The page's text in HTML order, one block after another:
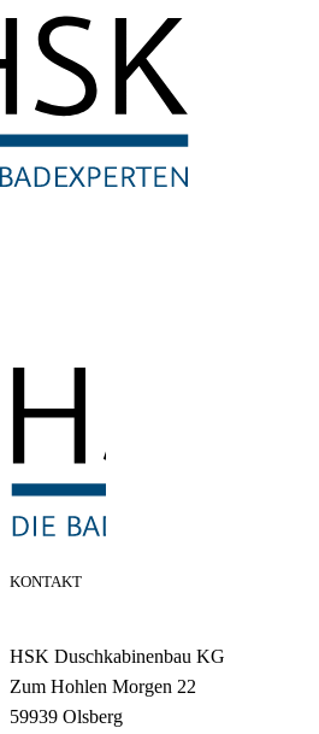
KONTAKT
HSK Duschkabinenbau KG
Zum Hohlen Morgen 22
59939 Olsberg